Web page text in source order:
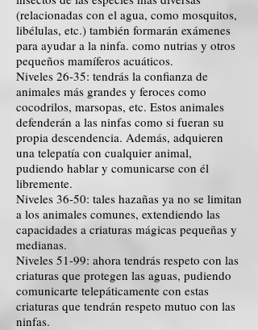
(relacionadas con el agua, como mosquitos,
libélulas, etc.) también formarán exámenes
para ayudar a la ninfa. como nutrias y otros
pequeños mamíferos acuáticos.
Niveles 26-35: tendrás la confianza de
animales más grandes y feroces como
cocodrilos, marsopas, etc. Estos animales
defenderán a las ninfas como si fueran su
propia descendencia. Además, adquieren
una telepatía con cualquier animal,
pudiendo hablar y comunicarse con él
libremente.
Niveles 36-50: tales hazañas ya no se limitan
a los animales comunes, extendiendo las
capacidades a criaturas mágicas pequeñas y
medianas.
Niveles 51-99: ahora tendrás respeto con las
criaturas que protegen las aguas, pudiendo
comunicarte telepáticamente con estas
criaturas que tendrán respeto mutuo con las
ninfas.